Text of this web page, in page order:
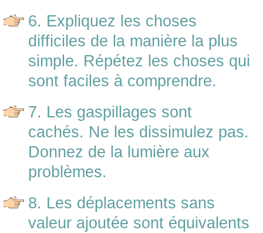
6. Expliquez les choses
difficiles de la manière la plus
simple. Répétez les choses qui
sont faciles à comprendre.
7. Les gaspillages sont
cachés. Ne les dissimulez pas.
Donnez de la lumière aux
problèmes.
8. Les déplacements sans
valeur ajoutée sont équivalents